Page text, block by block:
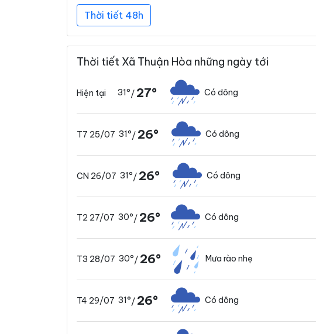
Thời tiết 48h
Thời tiết Xã Thuận Hòa những ngày tới
Hiện tại 31°/ 27° Có dông
T7 25/07 31°/ 26° Có dông
CN 26/07 31°/ 26° Có dông
T2 27/07 30°/ 26° Có dông
T3 28/07 30°/ 26° Mưa rào nhẹ
T4 29/07 31°/ 26° Có dông